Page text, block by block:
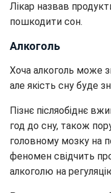
Лікар назвав
пошкодити сон.
Алкоголь
Хоча алкоголь може
але якість сну буде
Пізнє післяобіднє
год до сну, також
головному мозку на
феномен свідчить
алкоголю на